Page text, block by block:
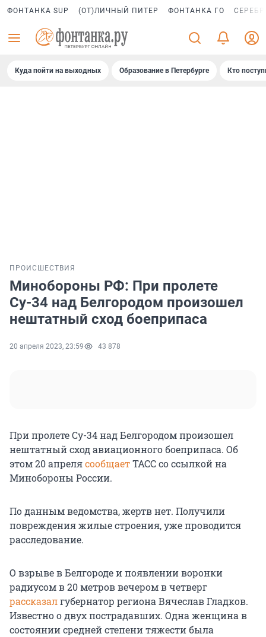
ФОНТАНКА SUP (ОТ)ЛИЧНЫЙ ПИТЕР ФОНТАНКА ГО
Куда пойти на выходных Образование в Петербурге Кто
ПРОИСШЕСТВИЯ
Минобороны РФ: При пролете
Су-34 над Белгородом произошел
нештатный сход боеприпаса
20 апреля 2023, 23:59 43 878
При пролете Су-34 над Белгородом произошел
нештатный сход авиационного боеприпаса. Об
этом 20 апрелясообщаетТАСС со ссылкой на
Минобороны России.
По данным ведомства, жертв нет. Получили
повреждения жилые строения, уже проводится
расследование.
О взрыве в Белгороде и появлении воронки
радиусом в 20 метров вечером в четверг
рассказалгубернатор региона Вячеслав Гладков.
Известно о двух пострадавших. Одна женщина в
состоянии средней степени тяжести была